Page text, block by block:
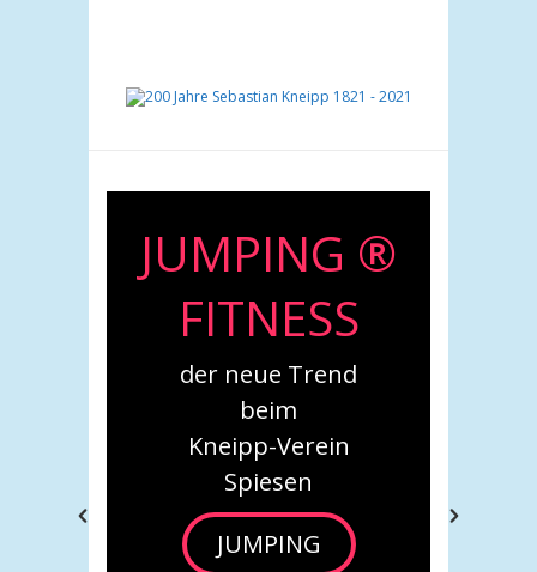
Babys in
Bewegung
Neue Kurse beim
Kneipp-Verein Spiesen
***
Babys in
Bewegung